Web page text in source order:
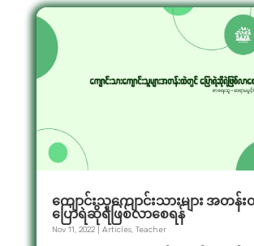
ကျောင်းသူကျောင်းသားများ အတန်
ပြောရဲဆိုရဲဖြစ်လာစေရန်
Nov 11, 2022| Articles, Teacher